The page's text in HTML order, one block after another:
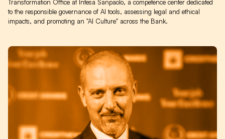
Transformation Office at Intesa Sanpaolo, a competence center dedicated
to the responsible governance of AI tools, assessing legal and ethical
impacts, and promoting an "AI Culture" across the Bank.